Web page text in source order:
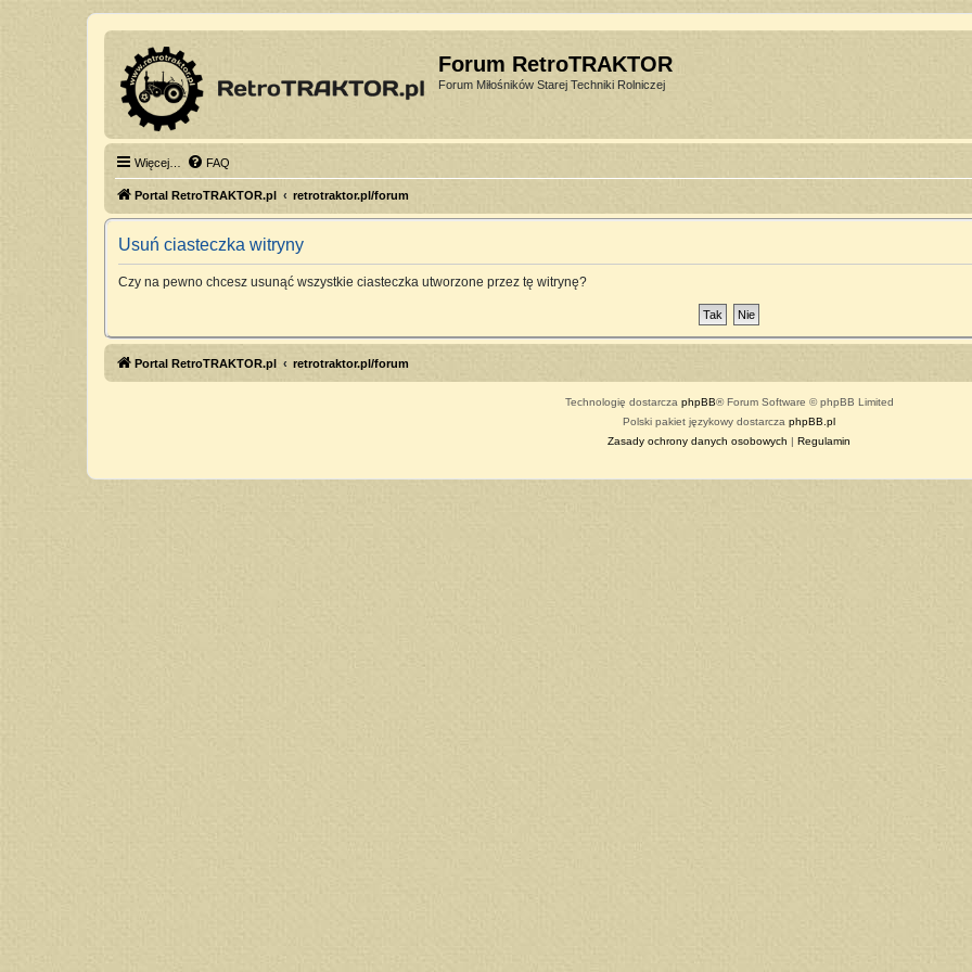
Forum RetroTRAKTOR
Forum Miłośników Starej Techniki Rolniczej
Więcej… FAQ
Portal RetroTRAKTOR.pl retrotraktor.pl/forum
Usuń ciasteczka witryny
Czy na pewno chcesz usunąć wszystkie ciasteczka utworzone przez tę witrynę?
Portal RetroTRAKTOR.pl retrotraktor.pl/forum
Technologię dostarcza phpBB® Forum Software © phpBB Limited
Polski pakiet językowy dostarcza phpBB.pl
Zasady ochrony danych osobowych | Regulamin